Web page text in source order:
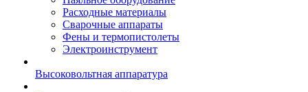
Расходные материалы
Сварочные аппараты
Фены и термопистолеты
Электроинструмент
Высоковольтная аппаратура